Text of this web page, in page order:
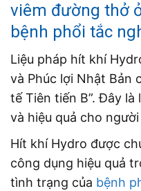
viêm đường thở
bệnh phổi tắc
Liệu pháp hít khí
và Phúc lợi Nhật Bản
tế Tiên tiến B”. Đây
và hiệu quả cho
Hít khí Hydro được
công dụng hiệu quả
tình trạng của bệnh